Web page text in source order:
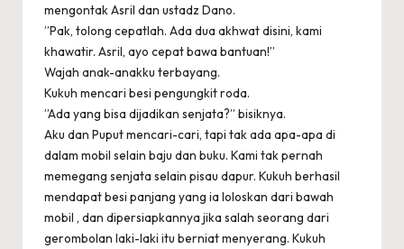
mengontak Asril dan ustadz Dano.
”Pak, tolong cepatlah. Ada dua akhwat disini, kami
khawatir. Asril, ayo cepat bawa bantuan!”
Wajah anak-anakku terbayang.
Kukuh mencari besi pengungkit roda.
”Ada yang bisa dijadikan senjata?” bisiknya.
Aku dan Puput mencari-cari, tapi tak ada apa-apa di
dalam mobil selain baju dan buku. Kami tak pernah
memegang senjata selain pisau dapur. Kukuh berhasil
mendapat besi panjang yang ia loloskan dari bawah
mobil , dan dipersiapkannya jika salah seorang dari
gerombolan laki-laki itu berniat menyerang. Kukuh